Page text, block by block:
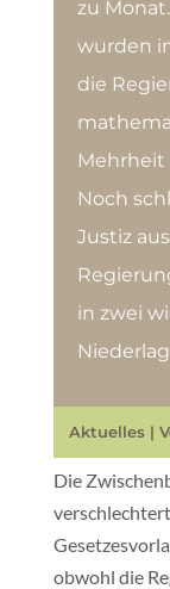
zu
wurden
die
Noch
Justiz
in zwei
Aktuelles|
Die
obwohl die